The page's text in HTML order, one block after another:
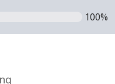
100%